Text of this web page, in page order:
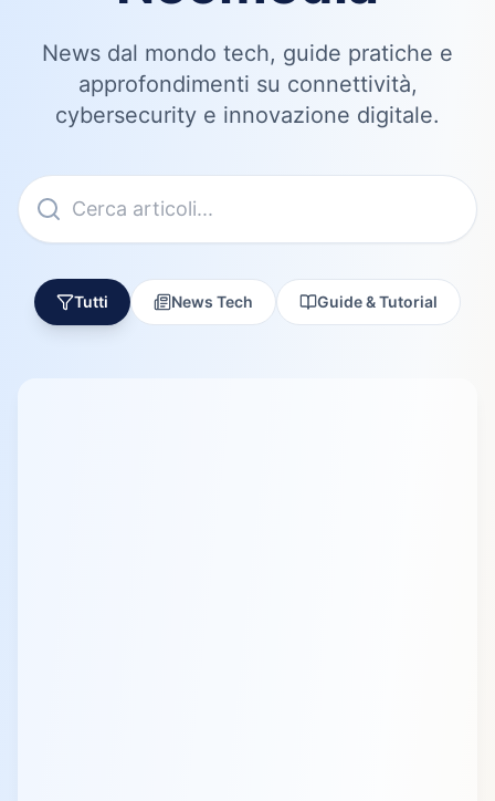
News dal mondo tech, guide pratiche e
approfondimenti su connettività,
cybersecurity e innovazione digitale.
Tutti News Tech Guide & Tutorial